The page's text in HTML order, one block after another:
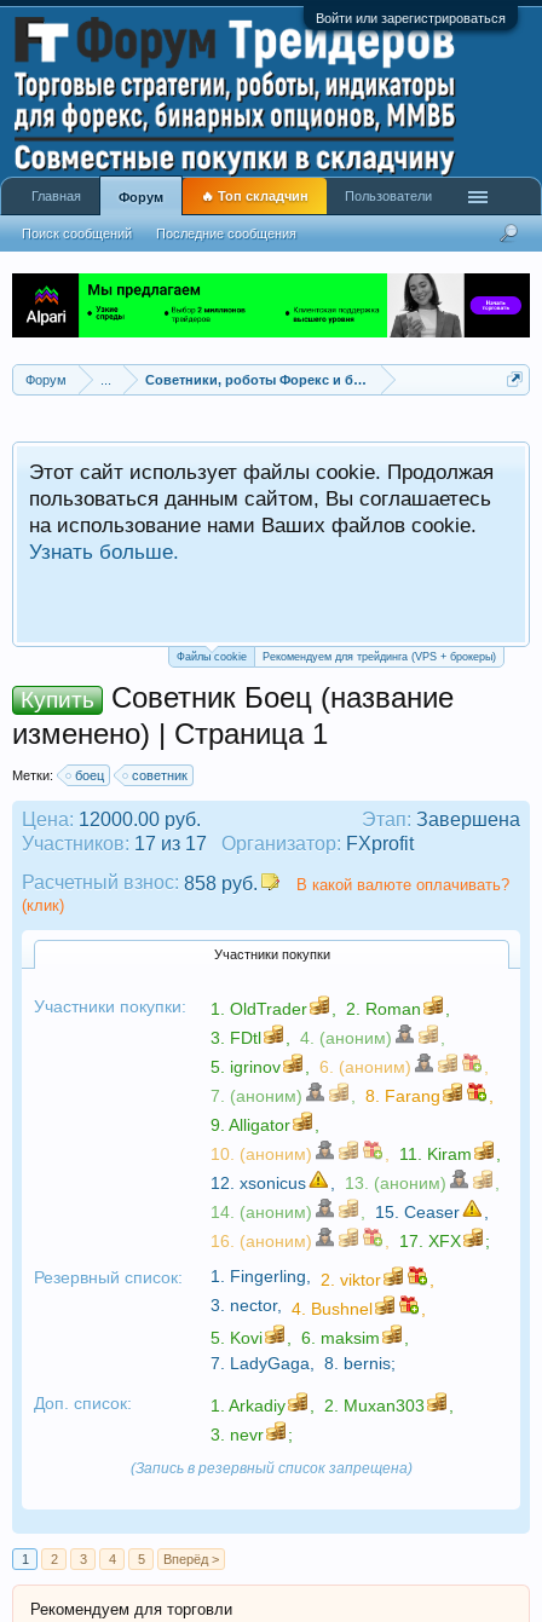
Войти или зарегистрироваться
Форум Советники, роботы Форекс и бинарных опционов
Этот сайт использует файлы cookie. Продолжая
пользоваться данным сайтом, Вы соглашаетесь
на использование нами Ваших файлов cookie.
Узнать больше.
Файлы cookie Рекомендуем для трейдинга (VPS + брокеры)
Купить
Советник Боец (название
изменено) | Страница 1
Метки: боец советник
Этап: Завершена
Цена: 12000.00 руб.
Участников: 17 из 17 Организатор: FXprofit
Расчетный взнос: 858 руб.
В какой валюте оплачивать?
(клик)
Участники покупки
Участники покупки: 1. OldTrader 2. Roman
3. FDtl 4. (аноним)
5. igrinov 6. (аноним)
7. (аноним)
8. Farang
9. Alligator
10. (аноним)
11. Kiram
12. xsonicus 13. (аноним)
14. (аноним)
15. Ceaser
16. (аноним)
17. XFX
;
Резервный список:
1. Fingerling 2. viktor
3. nector, 4. Bushnel
5. Kovi 6. maksim
7. LadyGaga 8. bernis;
Доп. список: 1. Arkadiy 2. Muxan303
3. nevr ;
(Запись в резервный список запрещена)
1 2 3 4 5 Вперёд >
Рекомендуем для торговли
Главная Форум
Поиск сообщений Последние сообщения
🔥 Топ складчин Пользователи